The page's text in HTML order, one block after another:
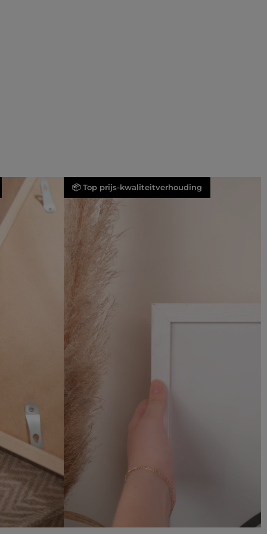
📦 Top prijs-kwaliteitverhouding